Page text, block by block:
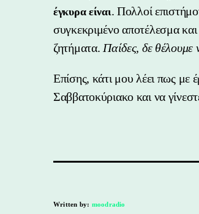
έγκυρα είναι. Πολλοί
συγκεκριμένο αποτέλεσμα
ζητήματα. Παίδες, δε
Επίσης, κάτι μου λέει πως με
Σαββατοκύριακο και να
Written by: moodradio